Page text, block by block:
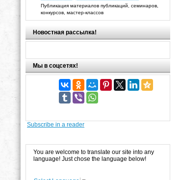
Публикация материалов публикаций, семинаров,
конкурсов, мастер-классов
Новостная рассылка!
Мы в соцсетях!
Subscribe in a reader
You are welcome to translate our site into any
language! Just chose the language below!